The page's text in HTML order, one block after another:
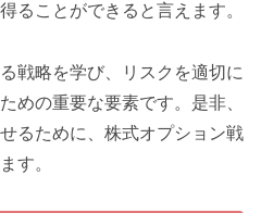
ることができると言えます。
戦略を学び、リスクを適切に
めの重要な要素です。是非、
るために、株式オプション戦
す。